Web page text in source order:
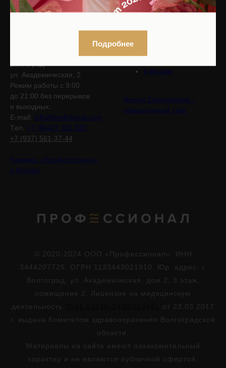
медицины и врачебной
Волгоград,
ул. Академическая, 2.
Режим работы с 9:00
до 21:00 без перерывов
и выходных.
E-mail: info@proficlinica.com
Tел. +7 (8442) 320-320
+7 (937) 561-37-44
Клиника «Профессионал»
в Москве
косметологов
«Профессионал»
в Москве
Доктор Саромыцкая -
официальный сайт
© 2020-2024 ООО «Профессионал». ИНН
3444207725. ОГРН 1133443021910. Юр. адрес: г.
Волгоград, ул. Академическая, дом 2, 3 этаж,
помещение 2. Лицензия на медицинскую
деятельность
от 23.03.2017
г. выдана Комитетом здравоохранения Волгоградской
области.
Материалы на сайте имеют ознакомительный
характер и не являются публичной офертой.
Подробнее